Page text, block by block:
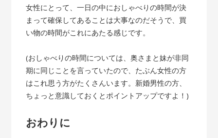
女性にとって、一日の中におしゃべりの時間が決
まって確保してあることは大事なのだそうで、買
い物の時間がこれにあたる感じです。
(おしゃべりの時間については、奥さまと妹が非同
期に同じことを言っていたので、たぶん女性の方
はこれ思う方がたくさんいます。新婚男性の方、
ちょっと意識しておくとポイントアップですよ！)
おわりに